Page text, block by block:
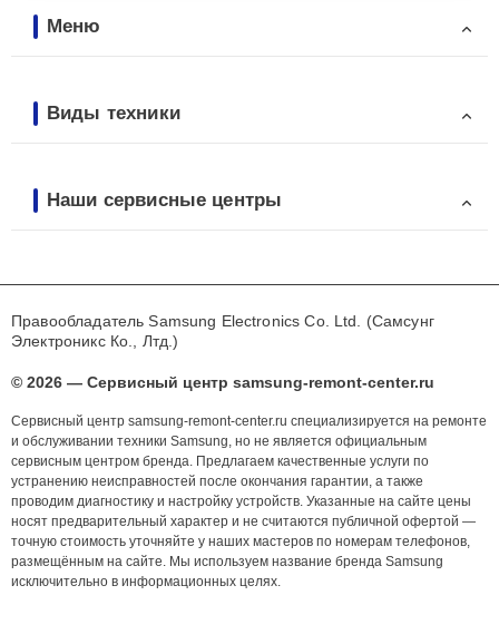
Меню
Виды техники
Наши сервисные центры
Правообладатель Samsung Electronics Co. Ltd. (Самсунг
Электроникс Ко., Лтд.)
© 2026 — Сервисный центр samsung-remont-center.ru
Сервисный центр samsung-remont-center.ru специализируется на ремонте
и обслуживании техники Samsung, но не является официальным
сервисным центром бренда. Предлагаем качественные услуги по
устранению неисправностей после окончания гарантии, а также
проводим диагностику и настройку устройств. Указанные на сайте цены
носят предварительный характер и не считаются публичной офертой —
точную стоимость уточняйте у наших мастеров по номерам телефонов,
размещённым на сайте. Мы используем название бренда Samsung
исключительно в информационных целях.